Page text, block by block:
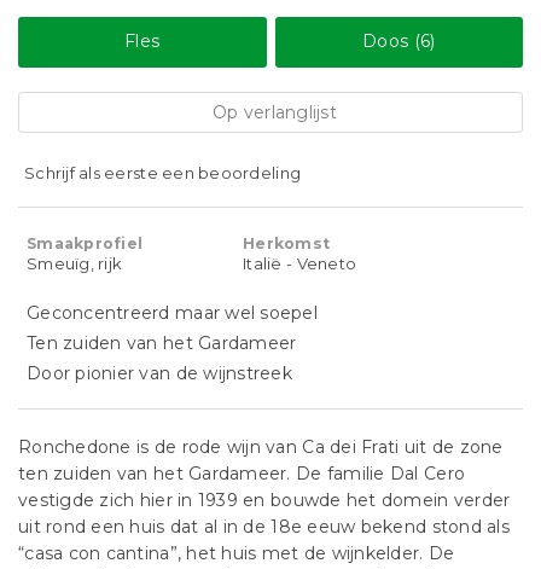
Fles Doos (6)
Op verlanglijst
Schrijf als eerste een beoordeling
Smaakprofiel
Smeuïg, rijk
Herkomst
Italië - Veneto
Geconcentreerd maar wel soepel
Ten zuiden van het Gardameer
Door pionier van de wijnstreek
Ronchedone is de rode wijn van Ca dei Frati uit de zone
ten zuiden van het Gardameer. De familie Dal Cero
vestigde zich hier in 1939 en bouwde het domein verder
uit rond een huis dat al in de 18e eeuw bekend stond als
“casa con cantina”, het huis met de wijnkelder. De